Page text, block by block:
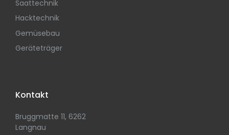
Saattechnik
Hacktechnik
Gemüsebau
Geräteträger
Kontakt
Bruggmatte 11, 6262
Langnau